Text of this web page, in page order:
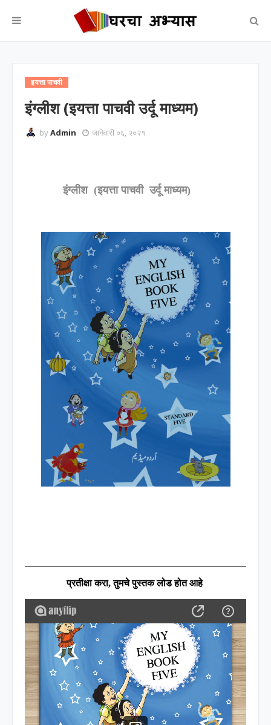
इयत्ता पाचवी
इंग्लीश (इयत्ता पाचवी उर्दू माध्यम)
byAdmin जानेवारी ०६, २०२१
इंग्लीश (इयत्ता पाचवी उर्दू माध्यम)
प्रतीक्षा करा,तुमचे पुस्तक लोड होत आहे